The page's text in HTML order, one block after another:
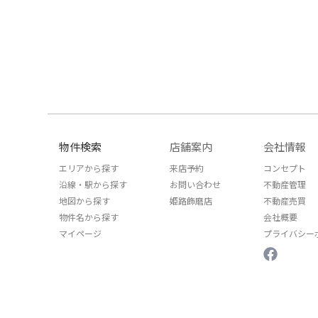
物件検索
エリアから探す
沿線・駅から探す
地図から探す
物件名から探す
マイページ
店舗案内
来店予約
お問い合わせ
姫路飾磨店
会社情報
コンセプト
不動産管理
不動産売買
会社概要
プライバシー